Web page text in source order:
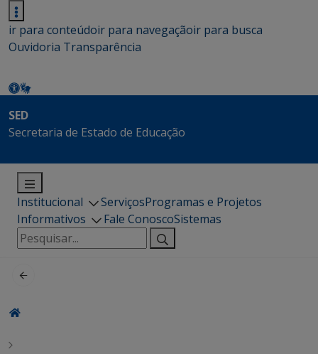
ir para conteúdoir para navegaçãoir para busca
Ouvidoria Transparência
SED
Secretaria de Estado de Educação
Institucional ServiçosProgramas e Projetos
Informativos
Fale ConoscoSistemas
Pesquisar
por: